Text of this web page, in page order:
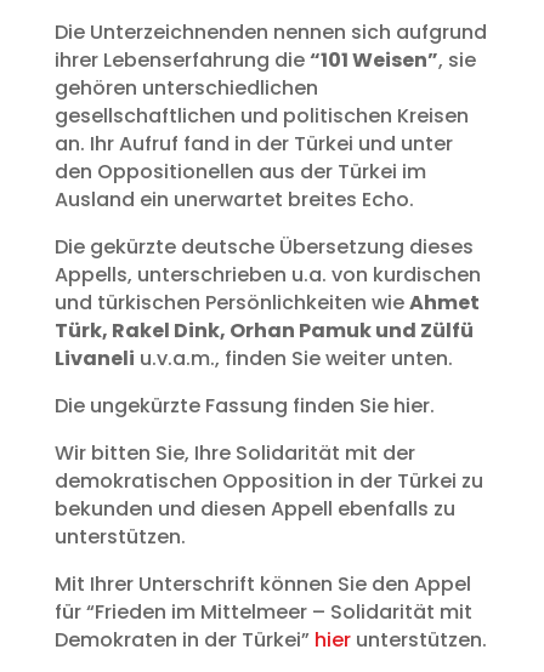
Die Unterzeichnenden nennen sich aufgrund
ihrer Lebenserfahrung die“101 Weisen”, sie
gehören unterschiedlichen
gesellschaftlichen und politischen Kreisen
an. Ihr Aufruf fand in der Türkei und unter
den Oppositionellen aus der Türkei im
Ausland ein unerwartet breites Echo.
Die gekürzte deutsche Übersetzung dieses
Appells, unterschrieben u.a. von kurdischen
und türkischen Persönlichkeiten wieAhmet
Türk, Rakel Dink, Orhan Pamuk und Zülfü
Livaneli u.v.a.m., finden Sie weiter unten.
Die ungekürzte Fassung finden Sie hier.
Wir bitten Sie, Ihre Solidarität mit der
demokratischen Opposition in der Türkei zu
bekunden und diesen Appell ebenfalls zu
unterstützen.
Mit Ihrer Unterschrift können Sie den Appel
für “Frieden im Mittelmeer – Solidarität mit
Demokraten in der Türkei” hierunterstützen.